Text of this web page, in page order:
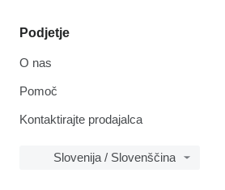
Podjetje
O nas
Pomoč
Kontaktirajte prodajalca
Slovenija / Slovenščina